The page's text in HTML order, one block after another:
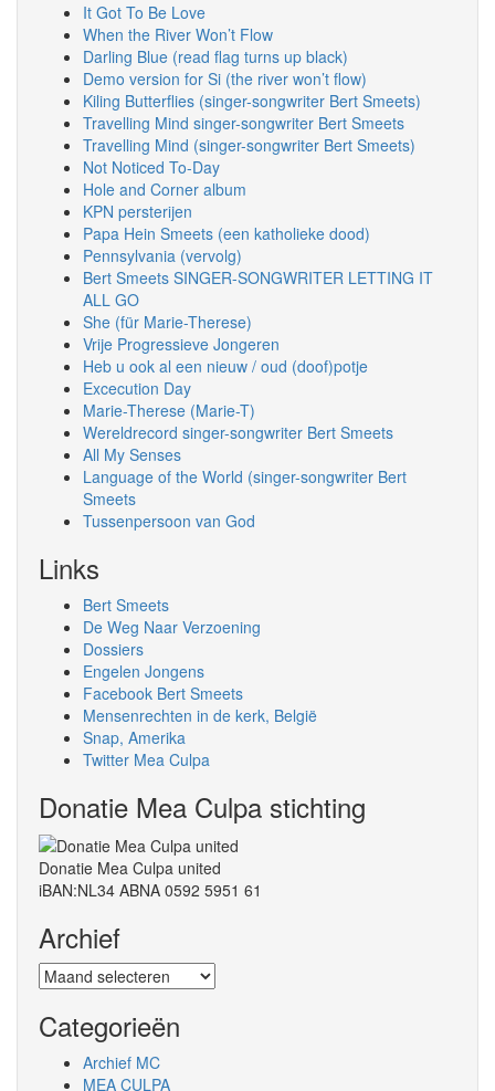
It Got To Be Love
When the River Won’t Flow
Darling Blue (read flag turns up black)
Demo version for Si (the river won’t flow)
Kiling Butterflies (singer-songwriter Bert Smeets)
Travelling Mind singer-songwriter Bert Smeets
Travelling Mind (singer-songwriter Bert Smeets)
Not Noticed To-Day
Hole and Corner album
KPN persterijen
Papa Hein Smeets (een katholieke dood)
Pennsylvania (vervolg)
Bert Smeets SINGER-SONGWRITER LETTING IT
ALL GO
She (für Marie-Therese)
Vrije Progressieve Jongeren
Heb u ook al een nieuw / oud (doof)potje
Excecution Day
Marie-Therese (Marie-T)
Wereldrecord singer-songwriter Bert Smeets
All My Senses
Language of the World (singer-songwriter Bert
Smeets
Tussenpersoon van God
Links
Bert Smeets
De Weg Naar Verzoening
Dossiers
Engelen Jongens
Facebook Bert Smeets
Mensenrechten in de kerk, België
Snap, Amerika
Twitter Mea Culpa
Donatie Mea Culpa stichting
Donatie Mea Culpa united
iBAN:NL34 ABNA 0592 5951 61
Archief
Archief
Categorieën
Archief MC
MEA CULPA